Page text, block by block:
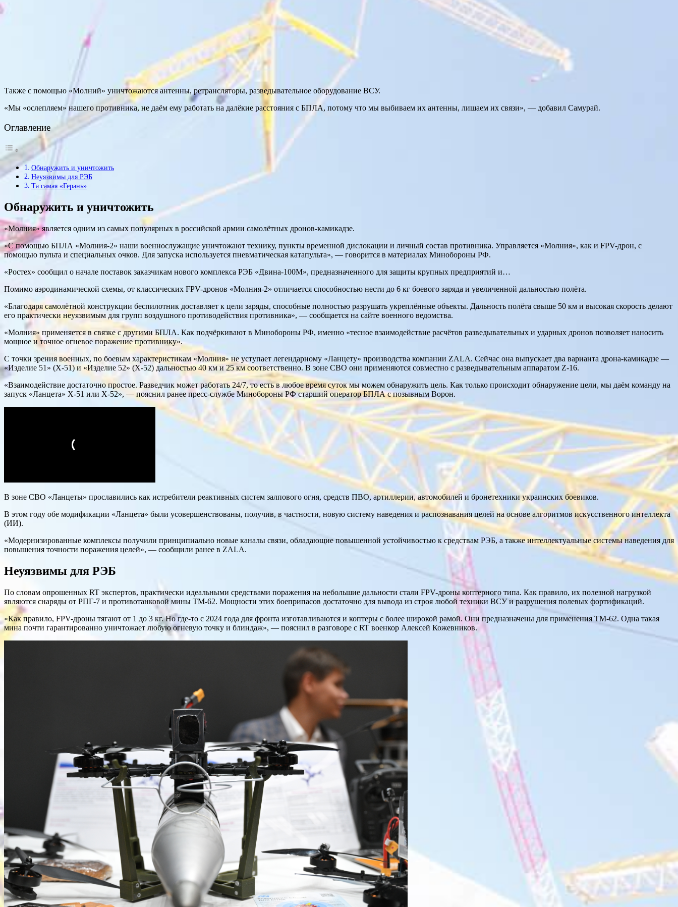
Также с помощью «Молний» уничтожаются антенны, ретрансляторы, разведывательное оборудование ВСУ.
«Мы «ослепляем» нашего противника, не даём ему работать на далёкие расстояния с БПЛА, потому что мы выбиваем их антенны, лишаем их связи», — добавил Самурай.
Оглавление
Обнаружить и уничтожить
Неуязвимы для РЭБ
Та самая «Герань»
Обнаружить и уничтожить
«Молния» является одним из самых популярных в российской армии самолётных дронов-камикадзе.
«С помощью БПЛА «Молния-2» наши военнослужащие уничтожают технику, пункты временной дислокации и личный состав противника. Управляется «Молния», как и FPV-дрон, с
помощью пульта и специальных очков. Для запуска используется пневматическая катапульта», — говорится в материалах Минобороны РФ.
«Ростех» сообщил о начале поставок заказчикам нового комплекса РЭБ «Двина-100М», предназначенного для защиты крупных предприятий и…
Помимо аэродинамической схемы, от классических FPV-дронов «Молния-2» отличается способностью нести до 6 кг боевого заряда и увеличенной дальностью полёта.
«Благодаря самолётной конструкции беспилотник доставляет к цели заряды, способные полностью разрушать укреплённые объекты. Дальность полёта свыше 50 км и высокая скорость делают
его практически неуязвимым для групп воздушного противодействия противника», — сообщается на сайте военного ведомства.
«Молния» применяется в связке с другими БПЛА. Как подчёркивают в Минобороны РФ, именно «тесное взаимодействие расчётов разведывательных и ударных дронов позволяет наносить
мощное и точное огневое поражение противнику».
С точки зрения военных, по боевым характеристикам «Молния» не уступает легендарному «Ланцету» производства компании ZALA. Сейчас она выпускает два варианта дрона-камикадзе —
«Изделие 51» (Х-51) и «Изделие 52» (Х-52) дальностью 40 км и 25 км соответственно. В зоне СВО они применяются совместно с разведывательным аппаратом Z-16.
«Взаимодействие достаточно простое. Разведчик может работать 24/7, то есть в любое время суток мы можем обнаружить цель. Как только происходит обнаружение цели, мы даём команду на
запуск «Ланцета» Х-51 или Х-52», — пояснил ранее пресс-службе Минобороны РФ старший оператор БПЛА с позывным Ворон.
В зоне СВО «Ланцеты» прославились как истребители реактивных систем залпового огня, средств ПВО, артиллерии, автомобилей и бронетехники украинских боевиков.
В этом году обе модификации «Ланцета» были усовершенствованы, получив, в частности, новую систему наведения и распознавания целей на основе алгоритмов искусственного интеллекта
(ИИ).
«Модернизированные комплексы получили принципиально новые каналы связи, обладающие повышенной устойчивостью к средствам РЭБ, а также интеллектуальные системы наведения для
повышения точности поражения целей», — сообщили ранее в ZALA.
Неуязвимы для РЭБ
По словам опрошенных RT экспертов, практически идеальными средствами поражения на небольшие дальности стали FPV-дроны коптерного типа. Как правило, их полезной нагрузкой
являются снаряды от РПГ-7 и противотанковой мины ТМ-62. Мощности этих боеприпасов достаточно для вывода из строя любой техники ВСУ и разрушения полевых фортификаций.
«Как правило, FPV-дроны тягают от 1 до 3 кг. Но где-то с 2024 года для фронта изготавливаются и коптеры с более широкой рамой. Они предназначены для применения ТМ-62. Одна такая
мина почти гарантированно уничтожает любую огневую точку и блиндаж», — пояснил в разговоре с RT военкор Алексей Кожевников.